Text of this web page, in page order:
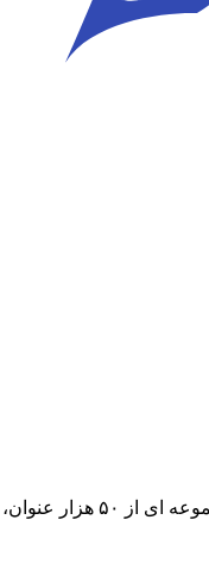
پیشرفته و دقیق.